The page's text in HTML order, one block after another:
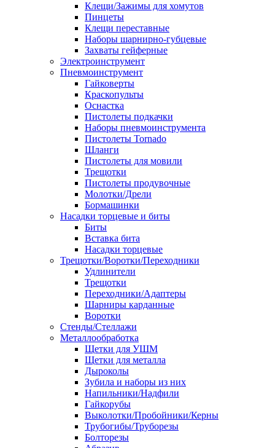
Клещи/Зажимы для хомутов
Пинцеты
Клещи переставные
Наборы шарнирно-губцевые
Захваты гейферные
Электроинструмент
Пневмоинструмент
Гайковерты
Краскопульты
Оснастка
Пистолеты подкачки
Наборы пневмоинструмента
Пистолеты Tornado
Шланги
Пистолеты для мовили
Трещотки
Пистолеты продувочные
Молотки/Дрели
Бормашинки
Насадки торцевые и биты
Биты
Вставка бита
Насадки торцевые
Трещотки/Воротки/Переходники
Удлинители
Трещотки
Переходники/Адаптеры
Шарниры карданные
Воротки
Стенды/Стеллажи
Металлообработка
Щетки для УШМ
Щетки для металла
Дыроколы
Зубила и наборы из них
Напильники/Надфили
Гайкорубы
Выколотки/Пробойники/Керны
Трубогибы/Труборезы
Болторезы